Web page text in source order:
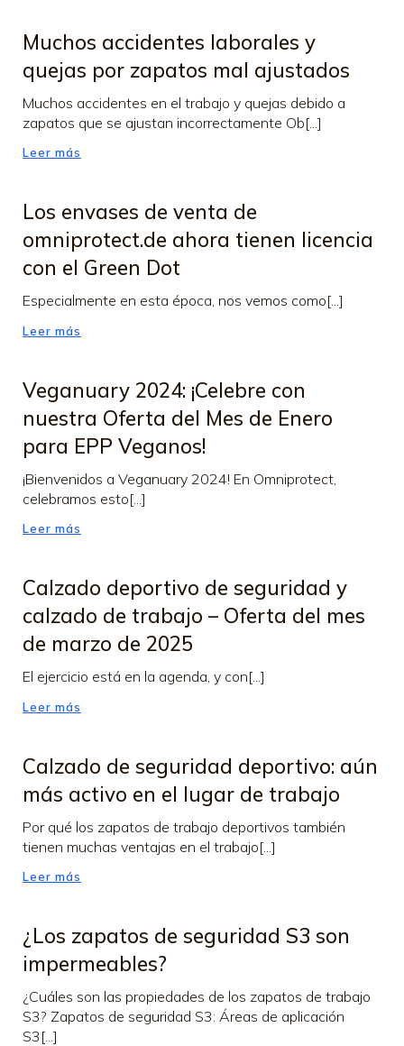
Muchos accidentes laborales y
quejas por zapatos mal ajustados
Muchos accidentes en el trabajo y quejas debido a
zapatos que se ajustan incorrectamente Ob[...]
Leer más
Los envases de venta de
omniprotect.de ahora tienen licencia
con el Green Dot
Especialmente en esta época, nos vemos como[...]
Leer más
Veganuary 2024: ¡Celebre con
nuestra Oferta del Mes de Enero
para EPP Veganos!
¡Bienvenidos a Veganuary 2024! En Omniprotect,
celebramos esto[...]
Leer más
Calzado deportivo de seguridad y
calzado de trabajo – Oferta del mes
de marzo de 2025
El ejercicio está en la agenda, y con[...]
Leer más
Calzado de seguridad deportivo: aún
más activo en el lugar de trabajo
Por qué los zapatos de trabajo deportivos también
tienen muchas ventajas en el trabajo[...]
Leer más
¿Los zapatos de seguridad S3 son
impermeables?
¿Cuáles son las propiedades de los zapatos de trabajo
S3? Zapatos de seguridad S3: Áreas de aplicación
S3[...]